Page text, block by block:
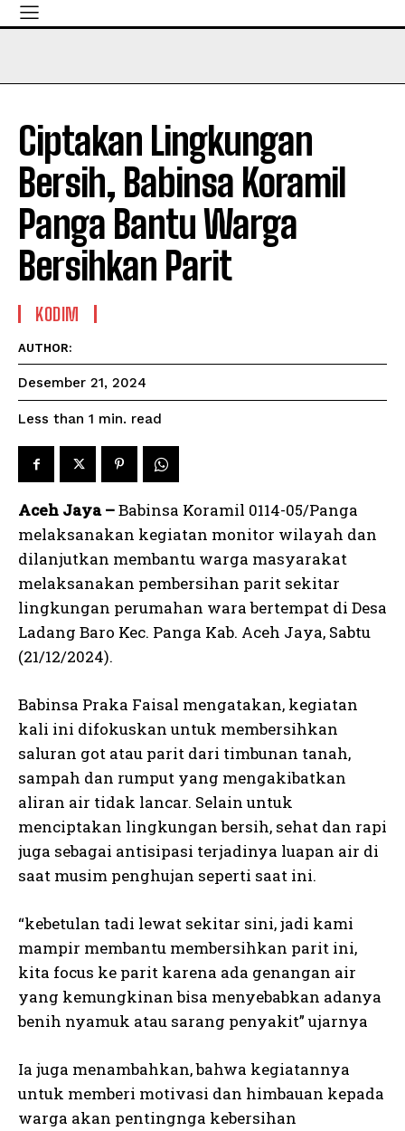
Ciptakan Lingkungan
Bersih, Babinsa Koramil
Panga Bantu Warga
Bersihkan Parit
KODIM
AUTHOR:
Desember 21, 2024
Less than 1 min. read
Aceh Jaya –Babinsa Koramil 0114-05/Panga
melaksanakan kegiatan monitor wilayah dan
dilanjutkan membantu warga masyarakat
melaksanakan pembersihan parit sekitar
lingkungan perumahan wara bertempat di Desa
Ladang Baro Kec. Panga Kab. Aceh Jaya, Sabtu
(21/12/2024).
Babinsa Praka Faisal mengatakan, kegiatan
kali ini difokuskan untuk membersihkan
saluran got atau parit dari timbunan tanah,
sampah dan rumput yang mengakibatkan
aliran air tidak lancar. Selain untuk
menciptakan lingkungan bersih, sehat dan rapi
juga sebagai antisipasi terjadinya luapan air di
saat musim penghujan seperti saat ini.
“kebetulan tadi lewat sekitar sini, jadi kami
mampir membantu membersihkan parit ini,
kita focus ke parit karena ada genangan air
yang kemungkinan bisa menyebabkan adanya
benih nyamuk atau sarang penyakit” ujarnya
Ia juga menambahkan, bahwa kegiatannya
untuk memberi motivasi dan himbauan kepada
warga akan pentingnga kebersihan